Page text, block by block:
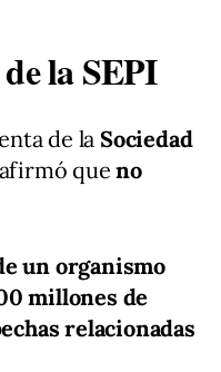
la SEPI
de la Sociedad
queno
un organismo
millones de
relacionadas